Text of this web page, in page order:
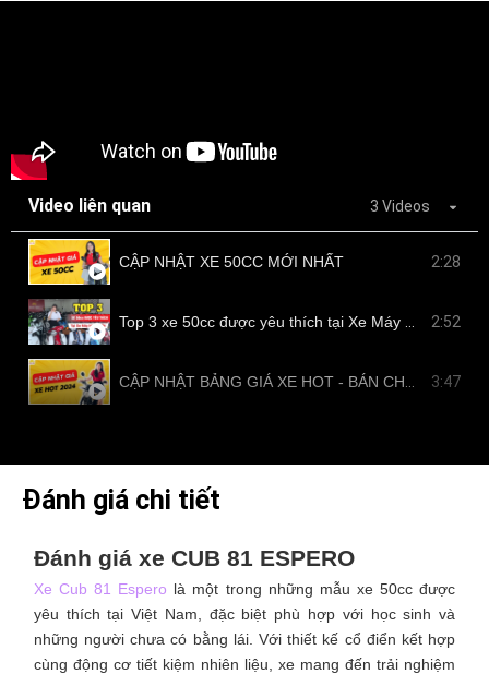
Video liên quan 3 Videos
CẬP NHẬT XE 50CC MỚI NHẤT 2:28
2:52
3:47
Đánh giá chi tiết
Đánh giá xe CUB 81 ESPERO
Xe Cub 81 Espero là một trong những mẫu xe 50cc được
yêu thích tại Việt Nam, đặc biệt phù hợp với học sinh và
những người chưa có bằng lái. Với thiết kế cổ điển kết hợp
cùng động cơ tiết kiệm nhiên liệu, xe mang đến trải nghiệm